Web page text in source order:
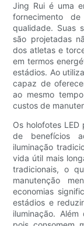
Jing Rui é uma
fornecimento
qualidade. Suas
são projetadas
dos atletas e
em termos
estádios. Ao
capaz de
ao mesmo
custos de
Os holofotes
de benefícios
iluminação
vida útil mais
tradicionais, o
manutenção
economias
estádios e
iluminação.